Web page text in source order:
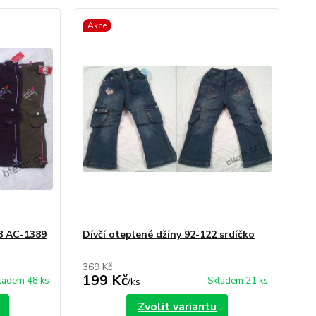
AC-1389
48 ks
Akce
Dívčí oteplené džíny 92-122 srdíčko
369 Kč
199 Kč/ks Skladem 21 ks
Zvolit variantu